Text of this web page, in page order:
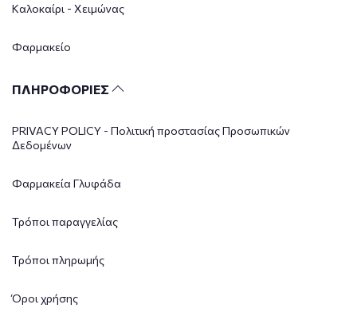
Καλοκαίρι - Χειμώνας
Φαρμακείο
ΠΛΗΡΟΦΟΡΙΕΣ
PRIVACY POLICY - Πολιτική προστασίας Προσωπικών
Δεδομένων
Φαρμακεία Γλυφάδα
Τρόποι παραγγελίας
Τρόποι πληρωμής
Όροι χρήσης